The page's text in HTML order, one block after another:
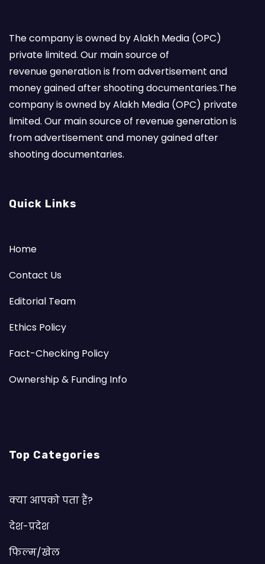
The company is owned by Alakh Media (OPC)
private limited. Our main source of
revenue generation is from advertisement and
money gained after shooting documentaries.The
company is owned by Alakh Media (OPC) private
limited. Our main source of revenue generation is
from advertisement and money gained after
shooting documentaries.
Quick Links
Home
Contact Us
Editorial Team
Ethics Policy
Fact-Checking Policy
Ownership & Funding Info
Top Categories
क्या आपको पता हैं?
देश-प्रदेश
फिल्म/खेल